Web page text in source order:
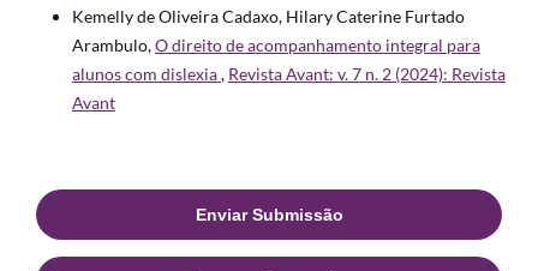
Kemelly de Oliveira Cadaxo, Hilary Caterine Furtado
Arambulo,O direito de acompanhamento integral para
alunos com dislexia, Revista Avant: v. 7 n. 2 (2024): Revista
Avant
Enviar Submissão